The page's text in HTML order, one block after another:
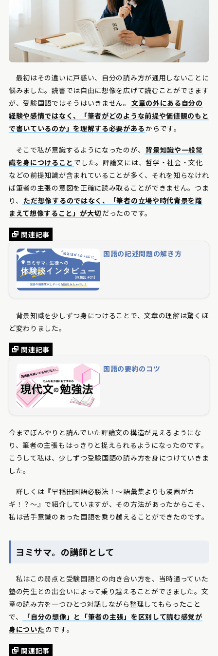
最初はその違いに戸惑い、自分の読み方が通用しないことに
悩みました。読書では自由に想像を広げて読むことができます
が、受験国語ではそうはいきません。 文章の外にある自分の
経験や感情ではなく、「筆者がどのような前提や価値観のもと
で書いているのか」を理解する必要があるからです。
そこで私が意識するようになったのが、 背景知識や一般常
識を身につけること でした。評論文には、哲学・社会・文化
などの前提知識が含まれていることが多く、それを知らなけれ
ば筆者の主張の意図を正確に読み取ることができません。つま
り、
ただ想像するのではなく、「筆者の立場や時代背景を踏
まえて想像すること」が大切 だったのです。
関連記事
国語の記述問題の解き方
背景知識を少しずつ身につけることで、文章の理解は驚くほ
ど変わりました。
関連記事
国語の要約のコツ
今までぼんやりと読んでいた評論文の構造が見えるようにな
り、筆者の主張もはっきりと捉えられるようになったのです。
こうして私は、少しずつ受験国語の読み方を身につけていきま
した。
詳しくは『早稲田国語必勝法！〜語彙集よりも漫画がカ
ギ！？〜』で紹介していますが、その方法があったからこそ、
私は苦手意識のあった国語を乗り越えることができたのです。
ヨミサマ。の講師として
私はこの弱点と受験国語との向き合い方を、当時通っていた
塾の先生との出会いによって乗り越えることができました。文
章の読み方を一つひとつ対話しながら整理してもらったこと
で、
「自分の想像」と「筆者の主張」を区別して読む感覚が
身についた のです。
関連記事